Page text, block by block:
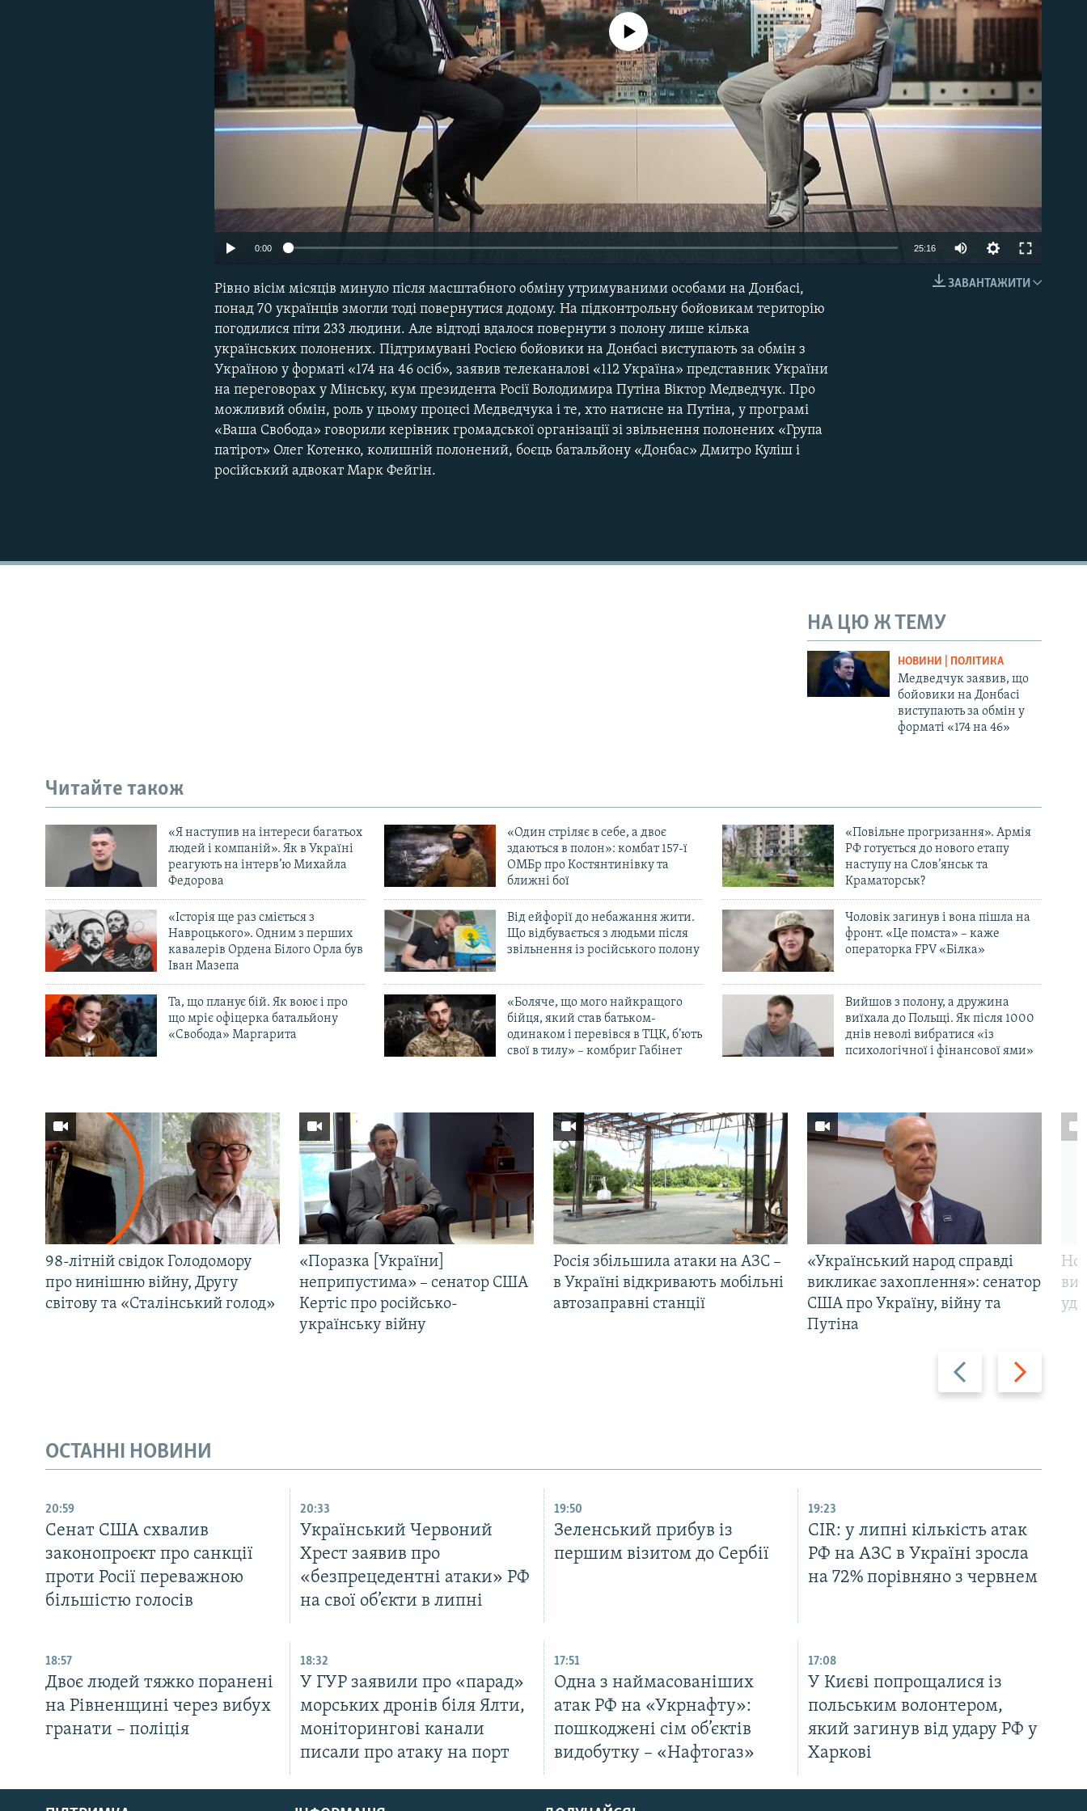
РУС
No media source currently available
0:00 25:16
ЗАВАНТАЖИТИ
Рівно вісім місяців минуло після масштабного обміну утримуваними особами на Донбасі,
понад 70 українців змогли тоді повернутися додому. На підконтрольну бойовикам територію
погодилися піти 233 людини. Але відтоді вдалося повернути з полону лише кілька
українських полонених. Підтримувані Росією бойовики на Донбасі виступають за обмін з
Україною у форматі «174 на 46 осіб», заявив телеканалові «112 Україна» представник України
на переговорах у Мінську, кум президента Росії Володимира Путіна Віктор Медведчук. Про
можливий обмін, роль у цьому процесі Медведчука і те, хто натисне на Путіна, у програмі
«Ваша Свобода» говорили керівник громадської організації зі звільнення полонених «Група
патірот» Олег Котенко, колишній полонений, боєць батальйону «Донбас» Дмитро Куліш і
російський адвокат Марк Фейгін.
НА ЦЮ Ж ТЕМУ
НОВИНИ | ПОЛІТИКА
Медведчук заявив, що
бойовики на Донбасі
виступають за обмін у
форматі «174 на 46»
Читайте також
«Я наступив на інтереси багатьох
людей і компаній». Як в Україні
реагують на інтерв’ю Михайла
Федорова
«Один стріляє в себе, а двоє
здаються в полон»: комбат 157-ї
ОМБр про Костянтинівку та
ближні бої
«Повільне прогризання». Армія
РФ готується до нового етапу
наступу на Слов’янськ та
Краматорськ?
«Історія ще раз сміється з
Навроцького». Одним з перших
кавалерів Ордена Білого Орла був
Іван Мазепа
Від ейфорії до небажання жити.
Що відбувається з людьми після
звільнення із російського полону
Чоловік загинув і вона пішла на
фронт. «Це помста» – каже
операторка FPV «Білка»
Та, що планує бій. Як воює і про
що мріє офіцерка батальйону
«Свобода» Маргарита
«Боляче, що мого найкращого
бійця, який став батьком-
одинаком і перевівся в ТЦК, б’ють
свої в тилу» – комбриг Габінет
Вийшов з полону, а дружина
виїхала до Польщі. Як після 1000
днів неволі вибратися «із
психологічної і фінансової ями»
Назад Вперед
98-літній свідок Голодомору
про нинішню війну, Другу
світову та «Сталінський голод»
«Поразка [України]
неприпустима» – сенатор США
Кертіс про російсько-
українську війну
Росія збільшила атаки на АЗС –
в Україні відкривають мобільні
автозаправні станції
«Український народ справді
викликає захоплення»: сенатор
США про Україну, війну та
Путіна
ОСТАННІ НОВИНИ
20:59
Cенат США схвалив
законопроєкт про санкції
проти Росії переважною
більшістю голосів
20:33
Український Червоний
Хрест заявив про
«безпрецедентні атаки» РФ
на свої об’єкти в липні
19:50
Зеленський прибув із
першим візитом до Сербії
19:23
CIR: у липні кількість атак
РФ на АЗС в Україні зросла
на 72% порівняно з червнем
18:57
Двоє людей тяжко поранені
на Рівненщині через вибух
гранати – поліція
18:32
У ГУР заявили про «парад»
морських дронів біля Ялти,
моніторингові канали
писали про атаку на порт
17:51
Одна з наймасованіших
атак РФ на «Укрнафту»:
пошкоджені сім об’єктів
видобутку – «Нафтогаз»
17:08
У Києві попрощалися із
польським волонтером,
який загинув від удару РФ у
Харкові